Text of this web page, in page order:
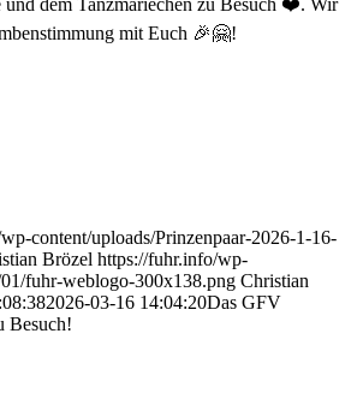
mit Euch 🎉🤗!
content/uploads/Prinzenpaar-2026-1-16-
Brözel https://fuhr.info/wp-
fuhr-weblogo-300x138.png Christian
2026-03-16 14:04:20Das GFV
Besuch!